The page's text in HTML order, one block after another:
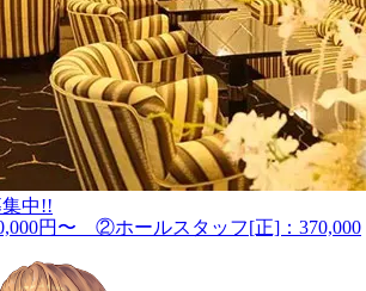
中!!
円〜 ②ホールスタッフ[正]：370,000